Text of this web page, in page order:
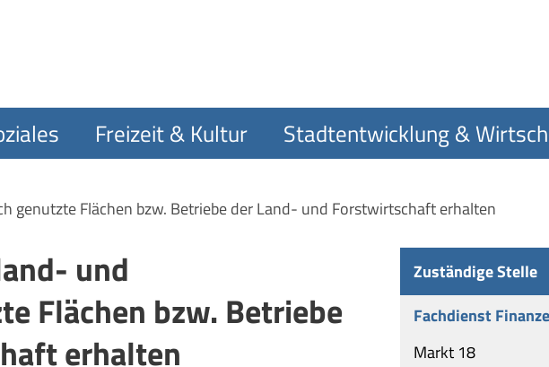
Freizeit & Kultur Stadtentwicklung &
Flächen bzw. Betriebe der Land- und Forstwirtschaft erhalten
und
Flächen bzw. Betriebe
erhalten
Zuständige Stelle
Fachdienst
Markt 18